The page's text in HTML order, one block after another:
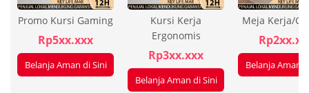
Promo Kursi Gaming
Rp5xx.xxx
Belanja Aman di Sini
Kursi Kerja
Ergonomis
Rp3xx.xxx
Belanja Aman di Sini
Meja Kerja/
Belanja Aman